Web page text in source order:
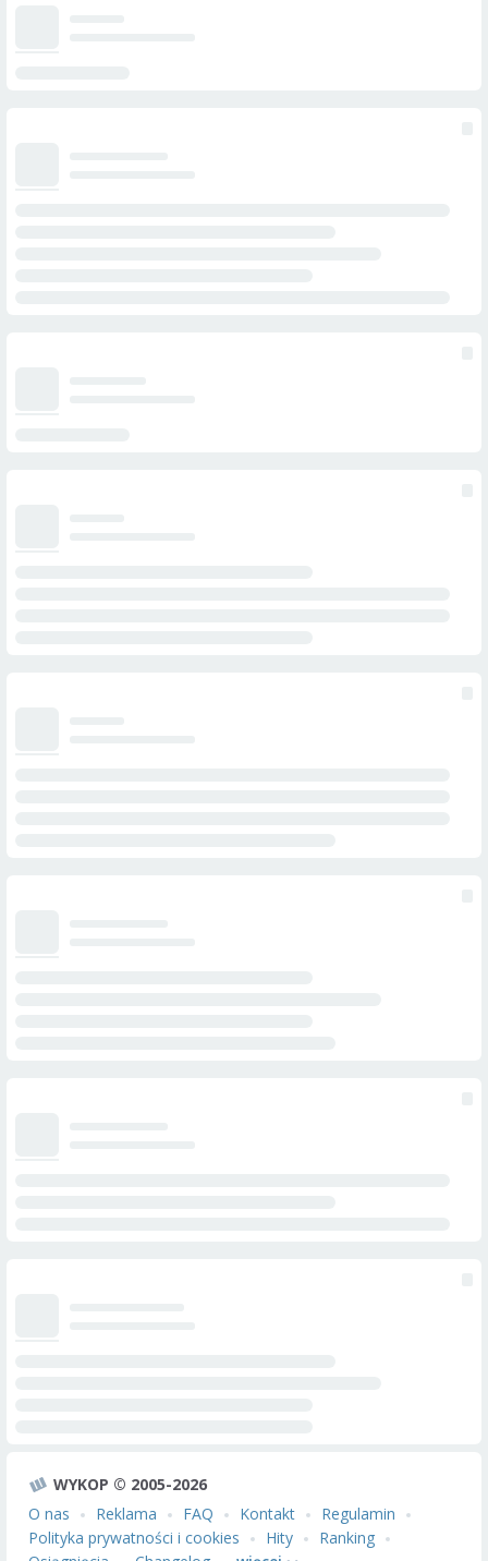
WYKOP © 2005-2026
O nas
Reklama FAQ Kontakt
Regulamin
Polityka prywatności i cookies
Hity
Ranking